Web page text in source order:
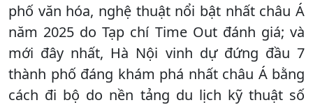
phố văn hóa, nghệ thuật nổi bật nhất châu Á
năm 2025 do Tạp chí Time Out đánh giá; và
mới đây nhất, Hà Nội vinh dự đứng đầu 7
thành phố đáng khám phá nhất châu Á bằng
cách đi bộ do nền tảng du lịch kỹ thuật số